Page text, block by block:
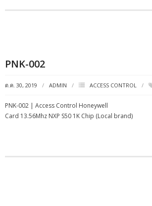
PNK-002
ต.ค. 30, 2019 ADMIN ACCESS CONTROL
PNK-002 | Access Control Honeywell
Card 13.56Mhz NXP S50 1K Chip (Local brand)